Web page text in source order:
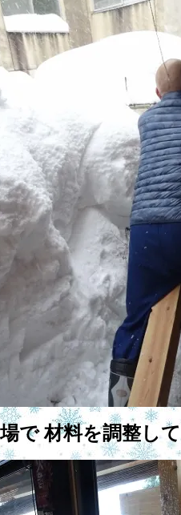
で 材料を調整し